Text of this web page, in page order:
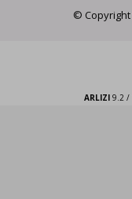
© Copyright
ARLIZI9.2 /